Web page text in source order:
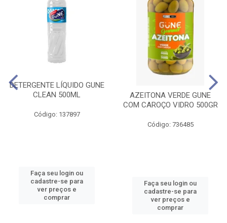
DETERGENTE LÍQUIDO GUNE
CLEAN 500ML
Código: 137897
Faça seu login ou
cadastre-se para
ver preços e
comprar
AZEITONA VERDE GUNE
COM CAROÇO VIDRO 500GR
Código: 736485
Faça seu login ou
cadastre-se para
ver preços e
comprar